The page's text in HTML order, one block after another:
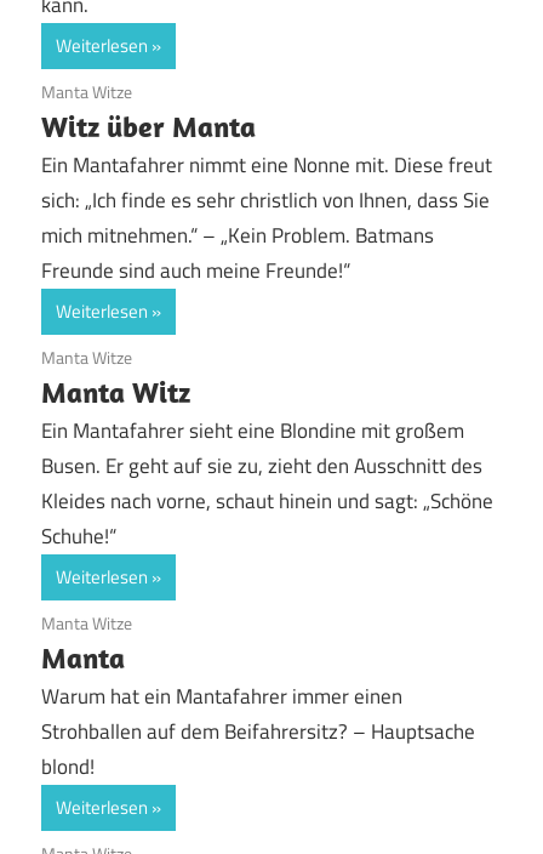
Weiterlesen
19. Juni 2020
Manta Witze
Witz über Manta
Ein Mantafahrer nimmt eine Nonne mit. Diese freut
sich: „Ich finde es sehr christlich von Ihnen, dass Sie
mich mitnehmen.“ – „Kein Problem. Batmans
Freunde sind auch meine Freunde!“
Weiterlesen
19. Juni 2020
Manta Witze
Manta Witz
Ein Mantafahrer sieht eine Blondine mit großem
Busen. Er geht auf sie zu, zieht den Ausschnitt des
Kleides nach vorne, schaut hinein und sagt: „Schöne
Schuhe!“
Weiterlesen
19. Juni 2020
Manta Witze
Manta
Warum hat ein Mantafahrer immer einen
Strohballen auf dem Beifahrersitz? – Hauptsache
blond!
Weiterlesen